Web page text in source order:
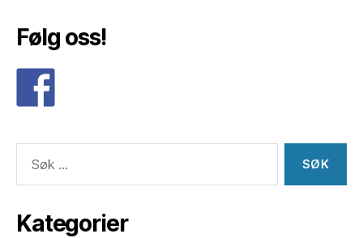
Følg oss!
etter:
Kategorier